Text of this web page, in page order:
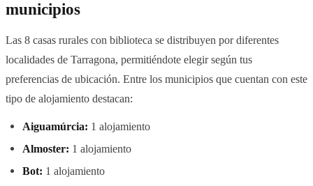
municipios
Las 8 casas rurales con biblioteca se distribuyen por diferentes
localidades de Tarragona, permitiéndote elegir según tus
preferencias de ubicación. Entre los municipios que cuentan con este
tipo de alojamiento destacan:
Aiguamúrcia: 1 alojamiento
Almoster: 1 alojamiento
Bot: 1 alojamiento